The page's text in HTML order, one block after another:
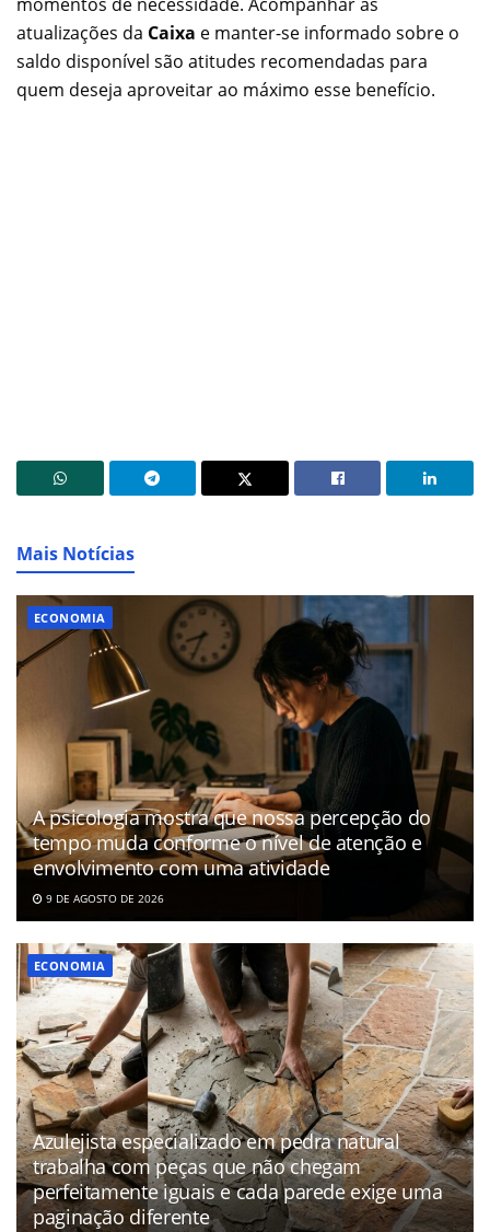
atualizações da Caixa e manter-se informado sobre o
saldo disponível são atitudes recomendadas para
quem deseja aproveitar ao máximo esse benefício.
Mais Notícias
ECONOMIA
A psicologia mostra que nossa percepção do
tempo muda conforme o nível de atenção e
envolvimento com uma atividade
9 DE AGOSTO DE 2026
ECONOMIA
Azulejista especializado em pedra natural
trabalha com peças que não chegam
perfeitamente iguais e cada parede exige uma
paginação diferente